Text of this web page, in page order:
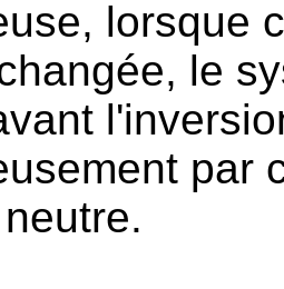
lorsque
le
par